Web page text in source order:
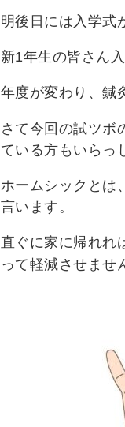
明後日には入学式
新1年生の皆さん
年度が変わり、鍼
さて今回の試ツボ
ている方もいらっ
ホームシックとは
言います。
直ぐに家に帰れれ
って軽減させませ